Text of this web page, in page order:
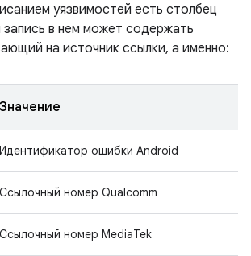
уязвимостей есть столбец
в нем может содержать
на источник ссылки, а именно:
Значение
Идентификатор ошибки Android
Ссылочный номер Qualcomm
Ссылочный номер MediaTek